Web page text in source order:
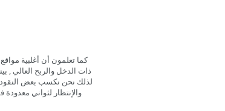
كما تعلمون أن أغلبية
ذات الدخل والربح العالي ,
والإنتظار لثواني